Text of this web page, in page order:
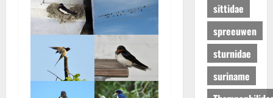
sittidae
spreeuwen
sturnidae
suriname